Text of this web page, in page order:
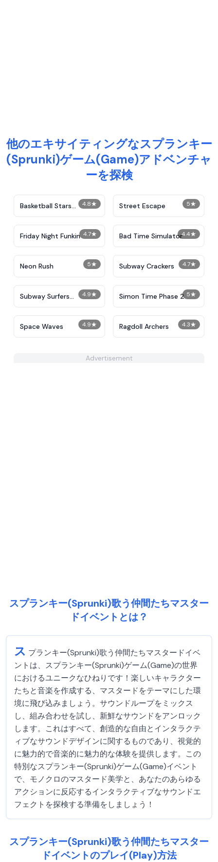
他のエキサイティングなスプランキー
(Sprunki)ゲーム(Game)アドベンチャ
ーを探検
4.8★
Basketball Stars
Unblocked
5★
Street Escape
4.7★
Friday Night Funkin 4.4★
Bad Time Simulator
5★
Neon Rush 4.7★
Subway Crackers
4.9★
Subway Surfers
Unblocked
5★
Simon Time Phase 2
4.9★
Space Waves 4.3★
Ragdoll Archers
Advertisement
スプランキー(Sprunki)歌う仲間たちマスター
ドイベントとは？
ス プランキー(Sprunki)歌う仲間たちマスタードイベ
ントは、スプランキー(Sprunki)ゲーム(Game)の世界
におけるユニークなひねりです！楽しいキャラクター
たちと音楽を作成する、マスタードをテーマにした環
境に飛び込みましょう。サウンドループをミックス
し、組み合わせを試し、新鮮なサウンドをアンロック
します。これはすべて、創造的な自由とインタラクテ
ィブなサウンドデザインに関するものであり、視覚的
に魅力的で音楽的に魅力的な体験を提供します。この
特別なスプランキー(Sprunki)ゲーム(Game)イベント
で、モノクロのマスタード美学と、あなたのあらゆる
アクションに反応するインタラクティブなサウンドエ
フェクトを探検する準備をしましょう！
スプランキー(Sprunki)歌う仲間たちマスター
ドイベントのプレイ(Play)方法